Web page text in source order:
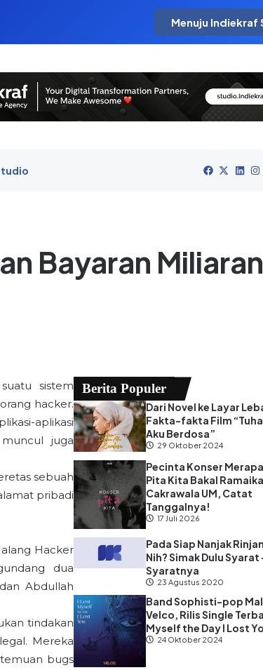
Menuju Indiekraf
Bayaran Miliaran
sistem
hacker.
aplikasi
juga
sebuah
pribadi
Hacker
dua
Abdullah
tindakan
Mereka
bugs
Berita Populer
Dari Novel ke Layar
Fakta-fakta Film
Aku Berdosa”
29 Oktober 2024
Pecinta Konser
Pita Kita Bakal
Cakrawala UM, Catat
Tanggalnya!
17 Juli 2026
Pada Siap Nanjak
Nih? Simak Dulu Syarat
Syaratnya
23 Agustus 2020
Band Sophisti-pop
Velco, Rilis Single
Myself the Day I Lost
24 Oktober 2024